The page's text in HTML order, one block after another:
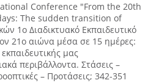
Conference "From the 20th
The sudden transition of
1ο Διαδικτυακό Εκπαιδευτικό
21ο αιώνα μέσα σε 15 ημέρες:
μας
περιβάλλοντα. Στάσεις –
– Προτάσεις; 342-351